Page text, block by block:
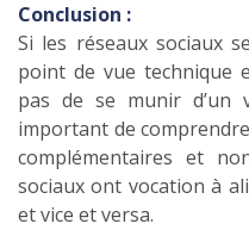
Conclusion :
Si les réseaux sociaux
point de vue technique
pas de se munir d’un
important de
complémentaires et
sociaux ont vocation à
et vice et versa.